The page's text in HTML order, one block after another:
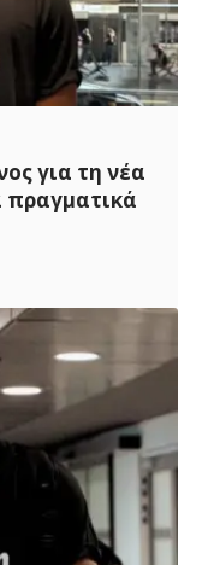
για τη νέα
πραγματικά